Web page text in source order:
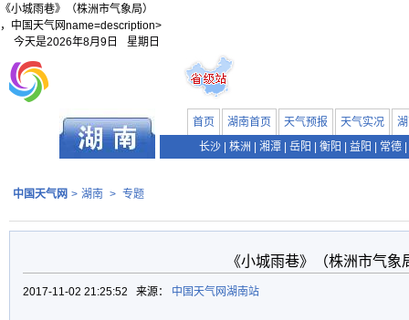
《小城雨巷》（株洲市气象局）
，中国天气网name=description>
今天是2026年8月9日 星期日
首页 湖南首页 天气预报 天气实况
长沙
株洲 湘潭 岳阳 衡阳 益阳 常德
中国天气网 > 湖南 > 专题
《小城雨巷》（株洲市气象
2017-11-02 21:25:52 来源： 中国天气网湖南站